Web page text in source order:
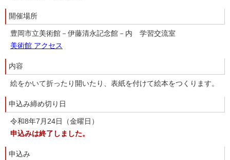
開催場所
豊岡市立美術館－伊藤清永記念館－内 学習交流室
美術館 アクセス
内容
絵をかいて折ったり開いたり、表紙を付けて絵本をつくります。
申込み締め切り日
令和8年7月24日（金曜日）
申込みは終了しました。
申込み